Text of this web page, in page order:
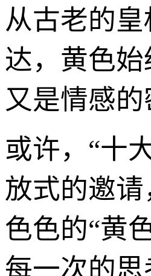
从古老的
达，黄色
又是情感
或许，“十
放式的邀
色色的“黄
每一次的